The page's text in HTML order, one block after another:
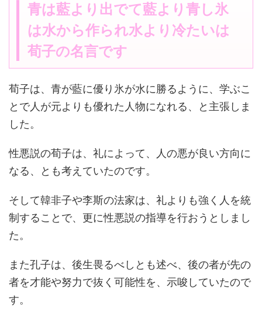
青は藍より出でて藍より青し氷
は水から作られ水より冷たいは
荀子の名言です
荀子は、青が藍に優り氷が水に勝るように、学ぶこ
とで人が元よりも優れた人物になれる、と主張しま
した。
性悪説の荀子は、礼によって、人の悪が良い方向に
なる、とも考えていたのです。
そして韓非子や李斯の法家は、礼よりも強く人を統
制することで、更に性悪説の指導を行おうとしまし
た。
また孔子は、後生畏るべしとも述べ、後の者が先の
者を才能や努力で抜く可能性を、示唆していたので
す。